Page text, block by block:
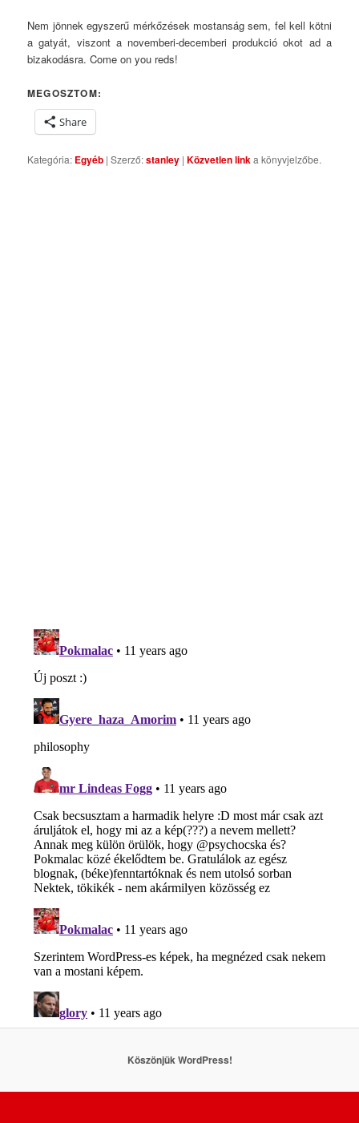
Nem jönnek egyszerű mérkőzések mostanság sem, fel kell kötni
a gatyát, viszont a novemberi-decemberi produkció okot ad a
bizakodásra. Come on you reds!
MEGOSZTOM:
Share
Kategória: Egyéb | Szerző:stanley |Közvetlen linka könyvjelzőbe.
Köszönjük WordPress!